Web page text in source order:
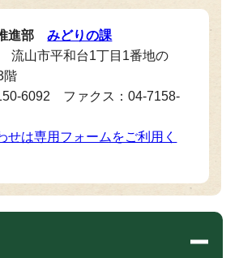
推進部みどりの課
流山市平和台1丁目1番地の
階
6092 ファクス：04-7158-
せは専用フォームをご利用く